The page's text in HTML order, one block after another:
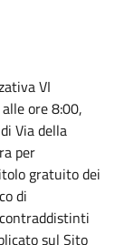
VI
ore 8:00,
Via della
per
gratuito dei
di
sul Sito